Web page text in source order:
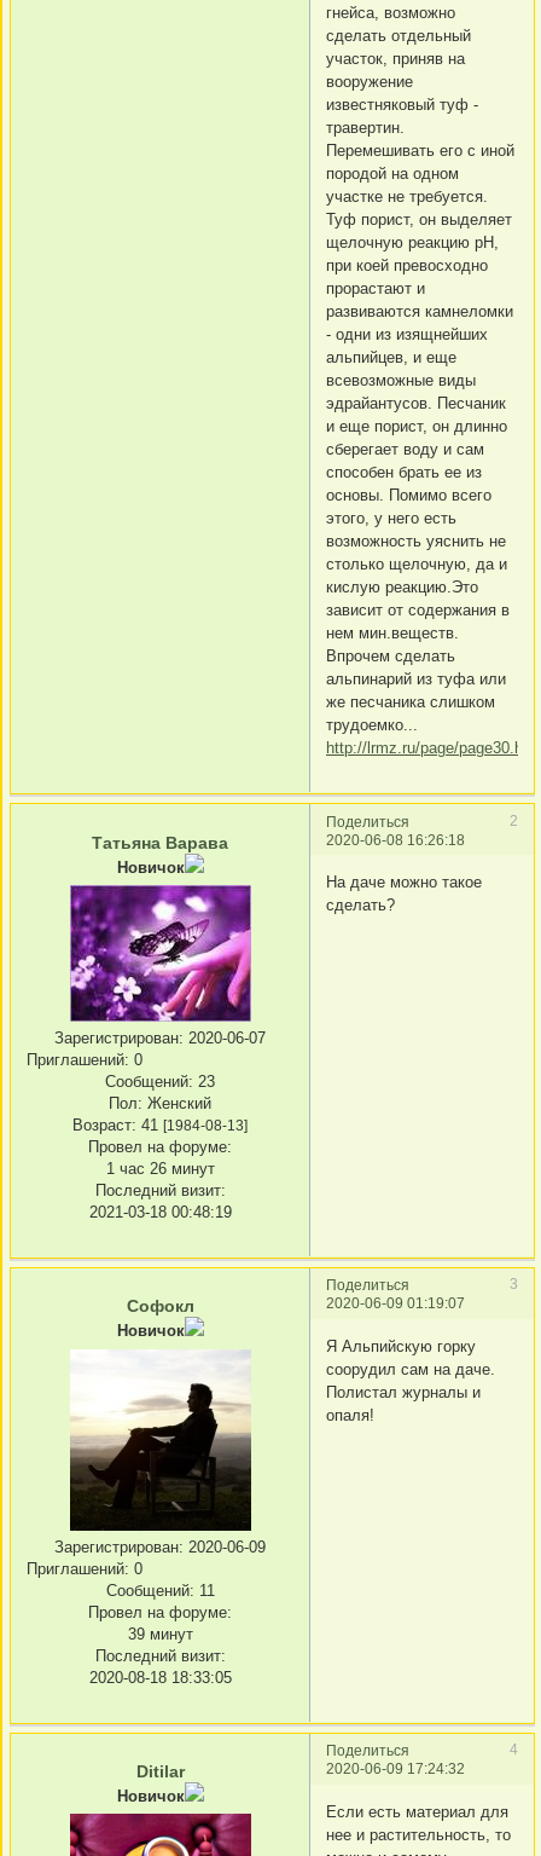
гнейса, возможно
сделать отдельный
участок, приняв на
вооружение
известняковый туф -
травертин.
Перемешивать его с иной
породой на одном
участке не требуется.
Туф порист, он выделяет
щелочную реакцию рН,
при коей превосходно
прорастают и
развиваются камнеломки
- одни из изящнейших
альпийцев, и еще
всевозможные виды
эдрайантусов. Песчаник
и еще порист, он длинно
сберегает воду и сам
способен брать ее из
основы. Помимо всего
этого, у него есть
возможность уяснить не
столько щелочную, да и
кислую реакцию.Это
зависит от содержания в
нем мин.веществ.
Впрочем сделать
альпинарий из туфа или
же песчаника слишком
трудоемко...
http://lrmz.ru/page/
Поделиться
2
2020-06-08 16:26:18
Татьяна Варава
Новичок
Зарегистрирован: 2020-06-07
Приглашений: 0
Сообщений: 23
Пол: Женский
Возраст: 41 [1984-08-13]
Провел на форуме:
1 час 26 минут
Последний визит:
2021-03-18 00:48:19
На даче можно такое
сделать?
Поделиться
3
2020-06-09 01:19:07
Софокл
Новичок
Зарегистрирован: 2020-06-09
Приглашений: 0
Сообщений: 11
Провел на форуме:
39 минут
Последний визит:
2020-08-18 18:33:05
Я Альпийскую горку
соорудил сам на даче.
Полистал журналы и
опаля!
Поделиться
4
2020-06-09 17:24:32
Ditilar
Новичок
Если есть материал для
нее и растительность, то